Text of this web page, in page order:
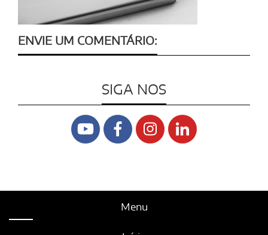
ENVIE UM COMENTÁRIO:
SIGA NOS
Menu